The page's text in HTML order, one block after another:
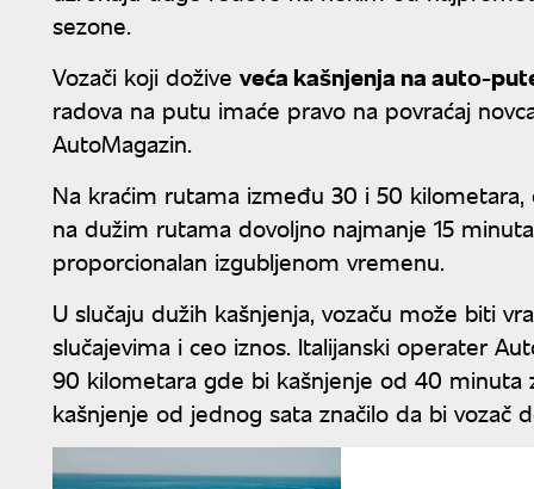
sezone.
Vozači koji dožive veća kašnjenja na auto-
radova na putu imaće pravo na povraćaj
AutoMagazin.
Na kraćim rutama između 30 i 50
na dužim rutama dovoljno najmanje 15
proporcionalan izgubljenom vremenu.
U slučaju dužih kašnjenja, vozaču može biti
slučajevima i ceo iznos. Italijanski operater
90 kilometara gde bi kašnjenje od 40 minuta
kašnjenje od jednog sata značilo da bi vozač